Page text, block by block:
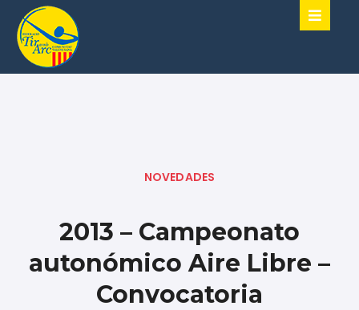
NOVEDADES
2013 – Campeonato
autonómico Aire Libre –
Convocatoria